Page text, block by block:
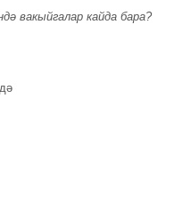
вакыйгалар кайда бара?